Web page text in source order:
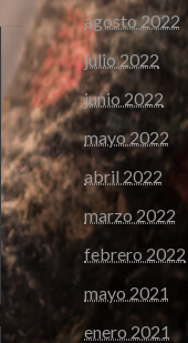
agosto 2022
julio 2022
junio 2022
mayo 2022
abril 2022
marzo 2022
febrero 2022
mayo 2021
enero 2021